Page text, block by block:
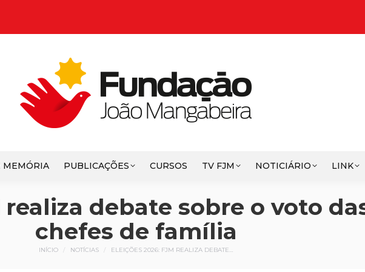
MEMÓRIA PUBLICAÇÕES CURSOS TV FJM NOTICIÁRIO LINK
realiza debate sobre o voto
chefes de família
Você está aqui:
INÍCIO NOTÍCIAS ELEIÇÕES 2026: FJM REALIZA DEBATE…